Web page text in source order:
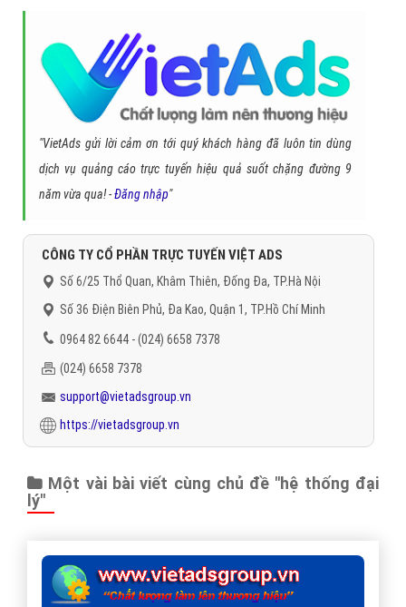
"VietAds gửi lời cảm ơn tới quý khách hàng đã luôn tin dùng
dịch vụ quảng cáo trực tuyến hiệu quả suốt chặng đường 9
năm vừa qua! -Đăng nhập"
CÔNG TY CỔ PHẦN TRỰC TUYẾN VIỆT ADS
Số 6/25 Thổ Quan, Khâm Thiên, Đống Đa, TP.Hà Nội
Số 36 Điện Biên Phủ, Đa Kao, Quận 1, TP.Hồ Chí Minh
0964 82 6644 - (024) 6658 7378
(024) 6658 7378
support@vietadsgroup.vn
https://vietadsgroup.vn
Một vài bài viết cùng chủ đề "hệ thống đại
lý"